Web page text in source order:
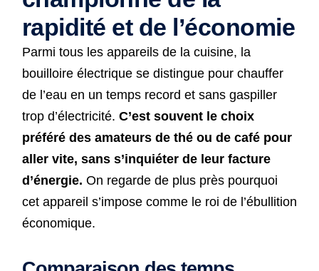
rapidité et de l’économie
Parmi tous les appareils de la cuisine, la
bouilloire électrique se distingue pour chauffer
de l’eau en un temps record et sans gaspiller
trop d’électricité. C’est souvent le choix
préféré des amateurs de thé ou de café pour
aller vite, sans s’inquiéter de leur facture
d’énergie. On regarde de plus près pourquoi
cet appareil s’impose comme le roi de l’ébullition
économique.